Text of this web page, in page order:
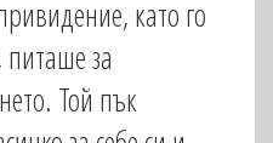
като го
питаше за
Той пък